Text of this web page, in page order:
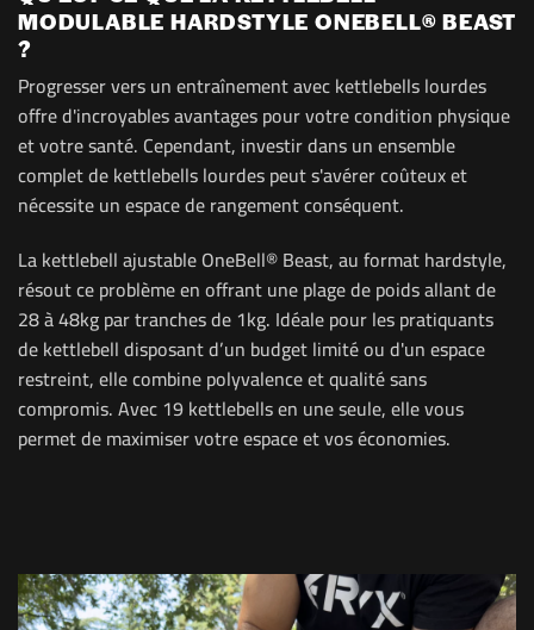
MODULABLE HARDSTYLE ONEBELL® BEAST
?
Progresser vers un entraînement avec kettlebells lourdes
offre d'incroyables avantages pour votre condition physique
et votre santé. Cependant, investir dans un ensemble
complet de kettlebells lourdes peut s'avérer coûteux et
nécessite un espace de rangement conséquent.
La kettlebell ajustable OneBell® Beast, au format hardstyle,
résout ce problème en offrant une plage de poids allant de
28 à 48kg par tranches de 1kg. Idéale pour les pratiquants
de kettlebell disposant d’un budget limité ou d'un espace
restreint, elle combine polyvalence et qualité sans
compromis. Avec 19 kettlebells en une seule, elle vous
permet de maximiser votre espace et vos économies.